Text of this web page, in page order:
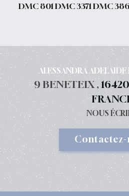
DMC 801 DMC 3371 DMC
ALESSANDRA
9 BENETEIX ,
NOUS
Contactez-